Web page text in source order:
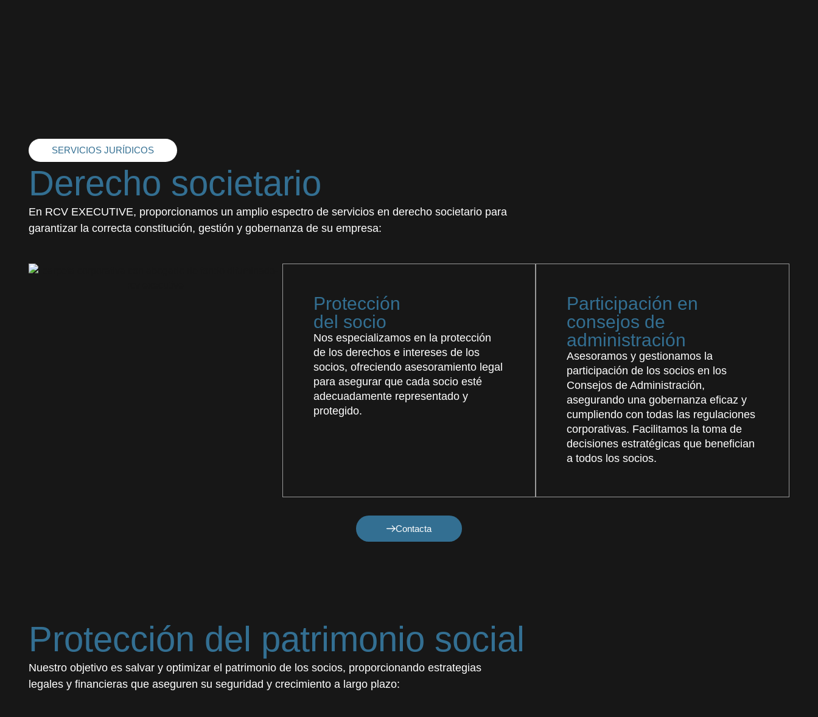
SERVICIOS JURÍDICOS
Derecho societario
En RCV EXECUTIVE, proporcionamos un amplio espectro de servicios en derecho societario para
garantizar la correcta constitución, gestión y gobernanza de su empresa:
Protección
del socio
Nos especializamos en la protección
de los derechos e intereses de los
socios, ofreciendo asesoramiento legal
para asegurar que cada socio esté
adecuadamente representado y
protegido.
Participación en
consejos de
administración
Asesoramos y gestionamos la
participación de los socios en los
Consejos de Administración,
asegurando una gobernanza eficaz y
cumpliendo con todas las regulaciones
corporativas. Facilitamos la toma de
decisiones estratégicas que benefician
a todos los socios.
Contacta
Protección del patrimonio social
Nuestro objetivo es salvar y optimizar el patrimonio de los socios, proporcionando estrategias
legales y financieras que aseguren su seguridad y crecimiento a largo plazo: